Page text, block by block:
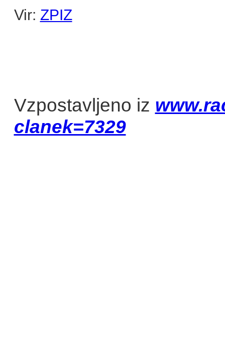
Vir: ZPIZ
Vzpostavljeno iz
clanek=7329